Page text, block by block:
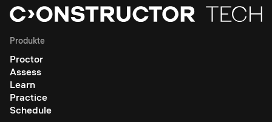
Produkte
Proctor
Assess
Learn
Practice
Schedule